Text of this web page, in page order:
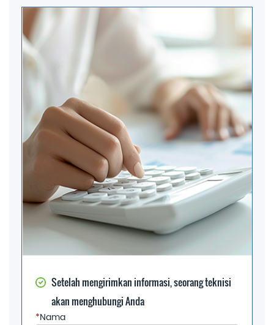
Setelah mengirimkan informasi, seorang teknisi
akan menghubungi Anda
*Nama